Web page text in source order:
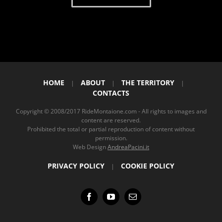
HOME | ABOUT | THE TERRITORY |
CONTACTS
Copyright © 2008/2017 RideMontaione.com - All rights to images and
content are reserved.
Prohibited the total or partial reproduction of content without
permission.
Web DesignAndreaPacini.it
PRIVACY POLICY | COOKIE POLICY
FacebookYouTubeEmail